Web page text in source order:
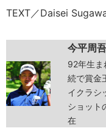
TEXT／Daisei
今平周吾
92年生ま
続で賞金
イクラシ
ショット
在